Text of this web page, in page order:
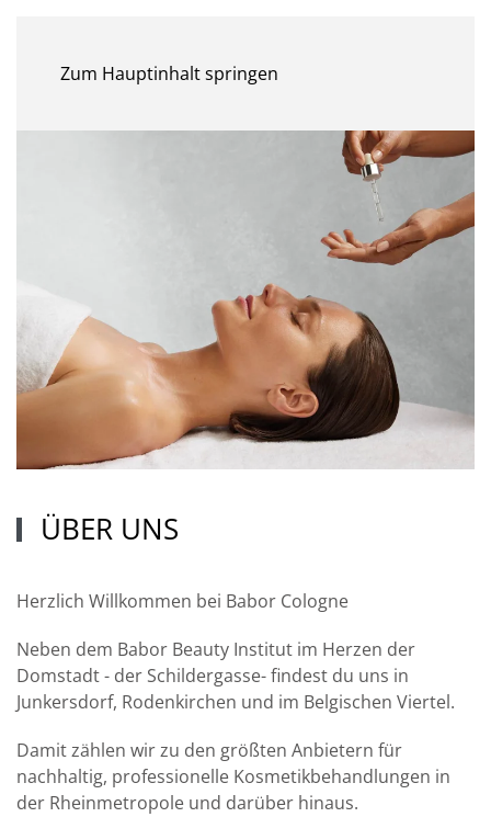
Zum Hauptinhalt springen
ÜBER UNS
Herzlich Willkommen bei Babor Cologne
Neben dem Babor Beauty Institut im Herzen der
Domstadt - der Schildergasse- findest du uns in
Junkersdorf, Rodenkirchen und im Belgischen Viertel.
Damit zählen wir zu den größten Anbietern für
nachhaltig, professionelle Kosmetikbehandlungen in
der Rheinmetropole und darüber hinaus.